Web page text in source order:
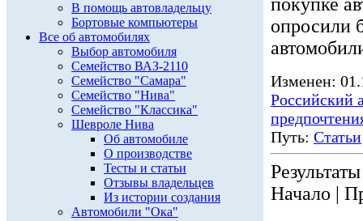
В помощь автовладельцу
Бортовые компьютеры
Все об автомобилях
Выбор автомобиля
Семейство ВАЗ-2110
Семейство "Самара"
Семейство "Нива"
Семейство "Классика"
Шевроле Нива
Об автомобиле
О производстве
Тесты и статьи
Отзывы владельцев
Из истории создания
Автомобили "Ока"
опросили
Изменен:
Российский
Путь: Статьи
Начало |